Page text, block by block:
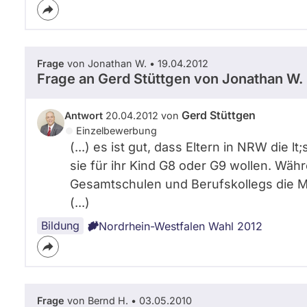
Frage von Jonathan W. • 19.04.2012
Frage an Gerd Stüttgen von Jonathan W.
Antwort 20.04.2012 von Gerd Stüttgen
Einzelbewerbung
(...) es ist gut, dass Eltern in NRW die
sie für ihr Kind G8 oder G9 wollen.
Gesamtschulen und Berufskollegs die
(...)
Bildung Nordrhein-Westfalen Wahl 2012
Frage von Bernd H. • 03.05.2010